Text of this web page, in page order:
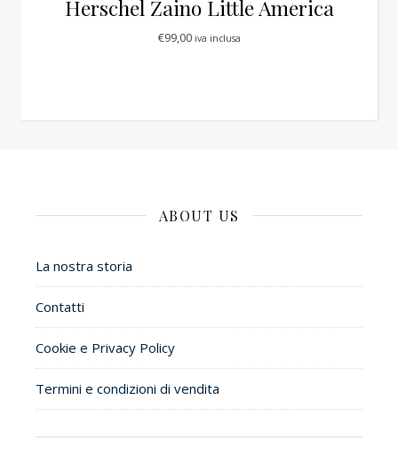
Herschel Zaino Little America
€99,00 iva inclusa
ABOUT US
La nostra storia
Contatti
Cookie e Privacy Policy
Termini e condizioni di vendita